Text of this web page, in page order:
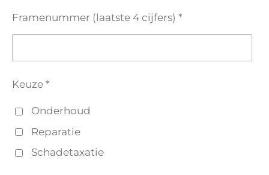
Framenummer (laatste 4 cijfers) *
Keuze *
Onderhoud
Reparatie
Schadetaxatie